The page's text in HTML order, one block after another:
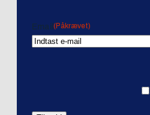
Email (Påkrævet)